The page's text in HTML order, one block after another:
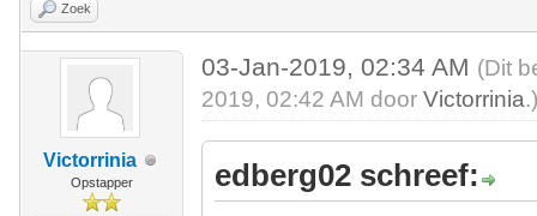
Zoek
Victorrinia
Opstapper
03-Jan-2019, 02:34 AM (Dit
2019, 02:42 AM doorVictorrinia
edberg02 schreef: